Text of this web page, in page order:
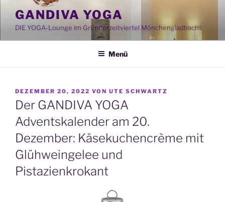
Inhalt
springen
GANDIVA YOGA
DIE YOGA-Lounge im Gründerzeitviertel Mönchengladbachs
Menü
VERÖFFENTLICHT
AM
DEZEMBER 20, 2022 VON UTE SCHWARTZ
Der GANDIVA YOGA
Adventskalender am 20.
Dezember: Käsekuchencrème mit
Glühweingelee und
Pistazienkrokant